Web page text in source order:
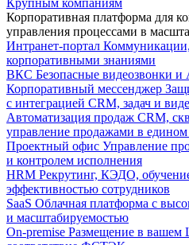
Крупным компаниям
Корпоративная платформа для
управления процессами в
Интранет-портал
корпоративными знаниями
ВКС Безопасные видеозвонки и
Корпоративный мессенджер
с интеграцией CRM, задач и
Автоматизация продаж CRM,
управление продажами в едином
Проектный офис Управление
и контролем исполнения
HRM Рекрутинг, КЭДО,
эффективностью сотрудников
SaaS Облачная платформа с
и масштабируемостью
On-premise Размещение в